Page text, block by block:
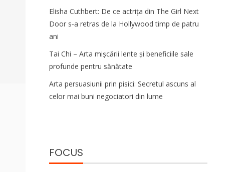
Elisha Cuthbert: De ce actrița din The Girl Next
Door s‑a retras de la Hollywood timp de patru
ani
Tai Chi – Arta mișcării lente și beneficiile sale
profunde pentru sănătate
Arta persuasiunii prin pisici: Secretul ascuns al
celor mai buni negociatori din lume
FOCUS